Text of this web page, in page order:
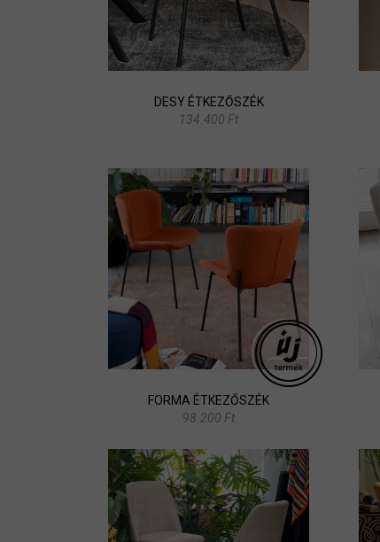
DESY ÉTKEZŐSZÉK
134.400 Ft
FORMA ÉTKEZŐSZÉK
98.200 Ft